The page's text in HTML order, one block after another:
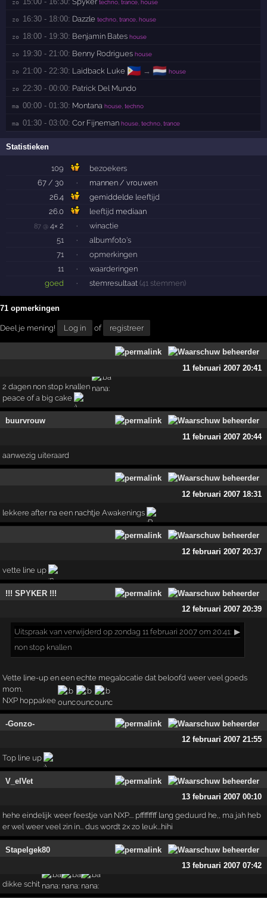
zo techno, trance, house
zo 16:30 - 18:00: Dazzle techno, trance, house
zo 18:00 - 19:30: Benjamin Bates house
zo 19:30 - 21:00: Benny Rodrigues house
zo 21:00 - 22:30: Laidback Luke 🇵🇭 → 🇳🇱 house
zo 22:30 - 00:00: Patrick Del Mundo
ma 00:00 - 01:30: Montana house, techno
ma 01:30 - 03:00: Cor Fijneman house, techno, trance
Statistieken
109
bezoekers
67 / 30
·
mannen / vrouwen
26.4
gemiddelde leeftijd
26.0
leeftijd mediaan
87 @ 4× 2 ·
winactie
51
·
albumfoto's
71
·
opmerkingen
11
·
waarderingen
goed
· stemresultaat (41 stemmen)
71 opmerkingen
Deel je mening! Log in of registreer
11 februari 2007 20:41
2 dagen non stop knallen
peace of a big cake
buurvrouw
11 februari 2007 20:44
aanwezig uiteraard
12 februari 2007 18:31
lekkere after na een nachtje Awakenings
12 februari 2007 20:37
vette line up
!!! SPYKER !!!
12 februari 2007 20:39
Uitspraak van verwijderd op zondag 11 februari 2007 om 20:41: ▶
non stop knallen
Vette line-up en een echte megalocatie dat beloofd weer veel goeds
mom.
NXP hoppakee
-Gonzo-
12 februari 2007 21:55
Top line up
V_elVet
13 februari 2007 00:10
hehe eindelijk weer feestje van NXP.... pffffffff lang geduurd he,, ma jah heb
er wel weer veel zin in... dus wordt 2x zo leuk...hihi
Stapelgek80
13 februari 2007 07:42
dikke schit